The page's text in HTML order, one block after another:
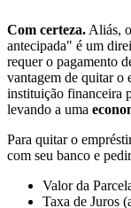
Com certeza. Aliás,
antecipada" é um
requer o pagamento
vantagem de quitar o
instituição financeira
levando a uma
Para quitar o
com seu banco e
Valor da
Taxa de Juros